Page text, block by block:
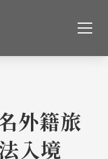
外籍旅
入境